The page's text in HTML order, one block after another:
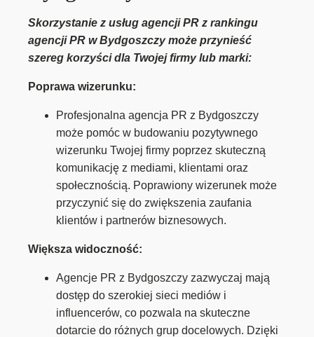
Skorzystanie z usług agencji PR z rankingu
agencji PR w Bydgoszczy może przynieść
szereg korzyści dla Twojej firmy lub marki:
Poprawa wizerunku:
Profesjonalna agencja PR z Bydgoszczy
może pomóc w budowaniu pozytywnego
wizerunku Twojej firmy poprzez skuteczną
komunikację z mediami, klientami oraz
społecznością. Poprawiony wizerunek może
przyczynić się do zwiększenia zaufania
klientów i partnerów biznesowych.
Większa widoczność:
Agencje PR z Bydgoszczy zazwyczaj mają
dostęp do szerokiej sieci mediów i
influencerów, co pozwala na skuteczne
dotarcie do różnych grup docelowych. Dzięki